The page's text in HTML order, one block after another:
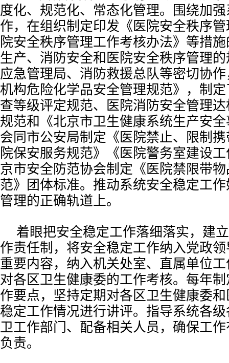
度化、规范化、常态化管理。围绕加
作，在组织制定印发《医院安全秩序
院安全秩序管理工作考核办法》等措
生产、消防安全和医院安全秩序管理
应急管理局、消防救援总队等密切协
机构危险化学品安全管理规范》，制
查等级评定规范、医院消防安全管理
规范和《北京市卫生健康系统生产安
会同市公安局制定《医院禁止、限制
院保安服务规范》《医院警务室建设
京市安全防范协会制定《医院禁限带
范》团体标准。推动系统安全稳定工
管理的正确轨道上。
着眼把安全稳定工作落细落实，建
作责任制，将安全稳定工作纳入党政
重要内容，纳入机关处室、直属单位
对各区卫生健康委的工作考核。每年
作要点，坚持定期对各区卫生健康委
稳定工作情况进行讲评。指导系统各
卫工作部门、配备相关人员，确保工
负责。